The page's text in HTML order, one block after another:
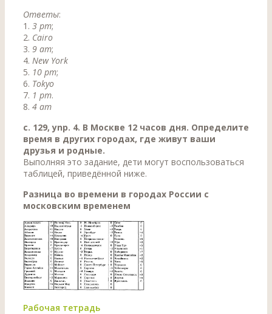
Ответы:
1. 3 рm;
2. Cairo
3. 9 am;
4. New York
5. 10 рm;
6. Tokyo
7. 1 рm.
8. 4 am
c. 129, ynp. 4. В Москве 12 часов дня. Определите
время в других городах, где живут ваши
друзья и родные.
Выполняя это задание, дети могут воспользоваться
таблицей, приведённой ниже.
Разница во времени в городах России с
московским временем
Рабочая тетрадь